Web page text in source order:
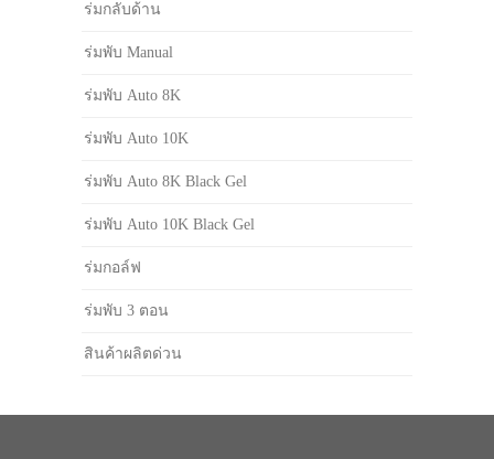
ร่มกลับด้าน
ร่มพับ Manual
ร่มพับ Auto 8K
ร่มพับ Auto 10K
ร่มพับ Auto 8K Black Gel
ร่มพับ Auto 10K Black Gel
ร่มกอล์ฟ
ร่มพับ 3 ตอน
สินค้าผลิตด่วน